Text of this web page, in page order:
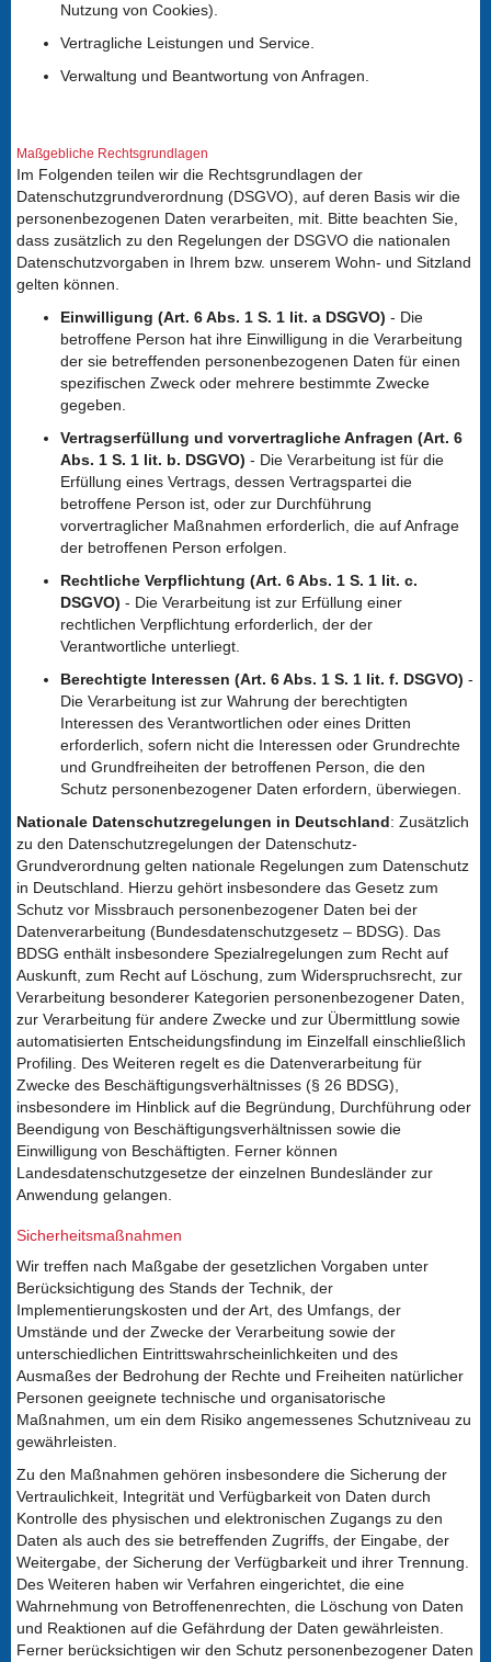
Nutzung von Cookies).
Vertragliche Leistungen und Service.
Verwaltung und Beantwortung von Anfragen.
Maßgebliche Rechtsgrundlagen
Im Folgenden teilen wir die Rechtsgrundlagen der
Datenschutzgrundverordnung (DSGVO), auf deren Basis wir die
personenbezogenen Daten verarbeiten, mit. Bitte beachten Sie,
dass zusätzlich zu den Regelungen der DSGVO die nationalen
Datenschutzvorgaben in Ihrem bzw. unserem Wohn- und Sitzland
gelten können.
Einwilligung (Art. 6 Abs. 1 S. 1 lit. a DSGVO) - Die
betroffene Person hat ihre Einwilligung in die Verarbeitung
der sie betreffenden personenbezogenen Daten für einen
spezifischen Zweck oder mehrere bestimmte Zwecke
gegeben.
Vertragserfüllung und vorvertragliche Anfragen (Art. 6
Abs. 1 S. 1 lit. b. DSGVO) - Die Verarbeitung ist für die
Erfüllung eines Vertrags, dessen Vertragspartei die
betroffene Person ist, oder zur Durchführung
vorvertraglicher Maßnahmen erforderlich, die auf Anfrage
der betroffenen Person erfolgen.
Rechtliche Verpflichtung (Art. 6 Abs. 1 S. 1 lit. c.
DSGVO) - Die Verarbeitung ist zur Erfüllung einer
rechtlichen Verpflichtung erforderlich, der der
Verantwortliche unterliegt.
Berechtigte Interessen (Art. 6 Abs. 1 S. 1 lit. f. DSGVO) -
Die Verarbeitung ist zur Wahrung der berechtigten
Interessen des Verantwortlichen oder eines Dritten
erforderlich, sofern nicht die Interessen oder Grundrechte
und Grundfreiheiten der betroffenen Person, die den
Schutz personenbezogener Daten erfordern, überwiegen.
Nationale Datenschutzregelungen in Deutschland: Zusätzlich
zu den Datenschutzregelungen der Datenschutz-
Grundverordnung gelten nationale Regelungen zum Datenschutz
in Deutschland. Hierzu gehört insbesondere das Gesetz zum
Schutz vor Missbrauch personenbezogener Daten bei der
Datenverarbeitung (Bundesdatenschutzgesetz – BDSG). Das
BDSG enthält insbesondere Spezialregelungen zum Recht auf
Auskunft, zum Recht auf Löschung, zum Widerspruchsrecht, zur
Verarbeitung besonderer Kategorien personenbezogener Daten,
zur Verarbeitung für andere Zwecke und zur Übermittlung sowie
automatisierten Entscheidungsfindung im Einzelfall einschließlich
Profiling. Des Weiteren regelt es die Datenverarbeitung für
Zwecke des Beschäftigungsverhältnisses (§ 26 BDSG),
insbesondere im Hinblick auf die Begründung, Durchführung oder
Beendigung von Beschäftigungsverhältnissen sowie die
Einwilligung von Beschäftigten. Ferner können
Landesdatenschutzgesetze der einzelnen Bundesländer zur
Anwendung gelangen.
Sicherheitsmaßnahmen
Wir treffen nach Maßgabe der gesetzlichen Vorgaben unter
Berücksichtigung des Stands der Technik, der
Implementierungskosten und der Art, des Umfangs, der
Umstände und der Zwecke der Verarbeitung sowie der
unterschiedlichen Eintrittswahrscheinlichkeiten und des
Ausmaßes der Bedrohung der Rechte und Freiheiten natürlicher
Personen geeignete technische und organisatorische
Maßnahmen, um ein dem Risiko angemessenes Schutzniveau zu
gewährleisten.
Zu den Maßnahmen gehören insbesondere die Sicherung der
Vertraulichkeit, Integrität und Verfügbarkeit von Daten durch
Kontrolle des physischen und elektronischen Zugangs zu den
Daten als auch des sie betreffenden Zugriffs, der Eingabe, der
Weitergabe, der Sicherung der Verfügbarkeit und ihrer Trennung.
Des Weiteren haben wir Verfahren eingerichtet, die eine
Wahrnehmung von Betroffenenrechten, die Löschung von Daten
und Reaktionen auf die Gefährdung der Daten gewährleisten.
Ferner berücksichtigen wir den Schutz personenbezogener Daten